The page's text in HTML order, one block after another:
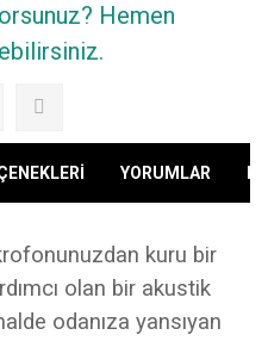
Hemen
YORUMLAR
kuru bir
olan bir akustik
odanıza yansıyan